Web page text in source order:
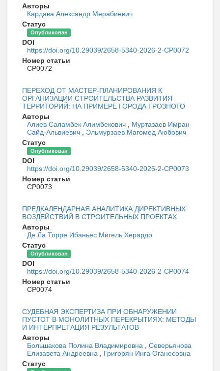
Авторы
Кардава Александр Мерабиевич
Статус
Опубликован
DOI
https://doi.org/10.29039/2658-5340-2026-2-CP0072
Номер статьи
CP0072
ПЕРЕХОД ОТ МАСТЕР-ПЛАНИРОВАНИЯ К
ОРГАНИЗАЦИИ СТРОИТЕЛЬСТВА РАЗВИТИЯ
ТЕРРИТОРИЙ: НА ПРИМЕРЕ ГОРОДА ГРОЗНОГО
Авторы
Алиев Саламбек Алимбекович
Муртазаев Имран
Сайд-Альвиевич
Эльмурзаев Магомед Аюбович
Статус
Опубликован
DOI
https://doi.org/10.29039/2658-5340-2026-2-CP0073
Номер статьи
CP0073
ПРЕДКАЛЕНДАРНАЯ АНАЛИТИКА ДИРЕКТИВНЫХ
ВОЗДЕЙСТВИЙ В СТРОИТЕЛЬНЫХ ПРОЕКТАХ
Авторы
Де Ла Торре Ибаньес Мигель Херардо
Статус
Опубликован
DOI
https://doi.org/10.29039/2658-5340-2026-2-CP0074
Номер статьи
CP0074
СУДЕБНАЯ ЭКСПЕРТИЗА ПРИ ОБНАРУЖЕНИИ
ПУСТОТ В МОНОЛИТНЫХ ПЕРЕКРЫТИЯХ: МЕТОДЫ
И ИНТЕРПРЕТАЦИЯ РЕЗУЛЬТАТОВ
Авторы
Большакова Полина Владимировна
Северьянова
Елизавета Андреевна
Григорян Инга Оганесовна
Статус